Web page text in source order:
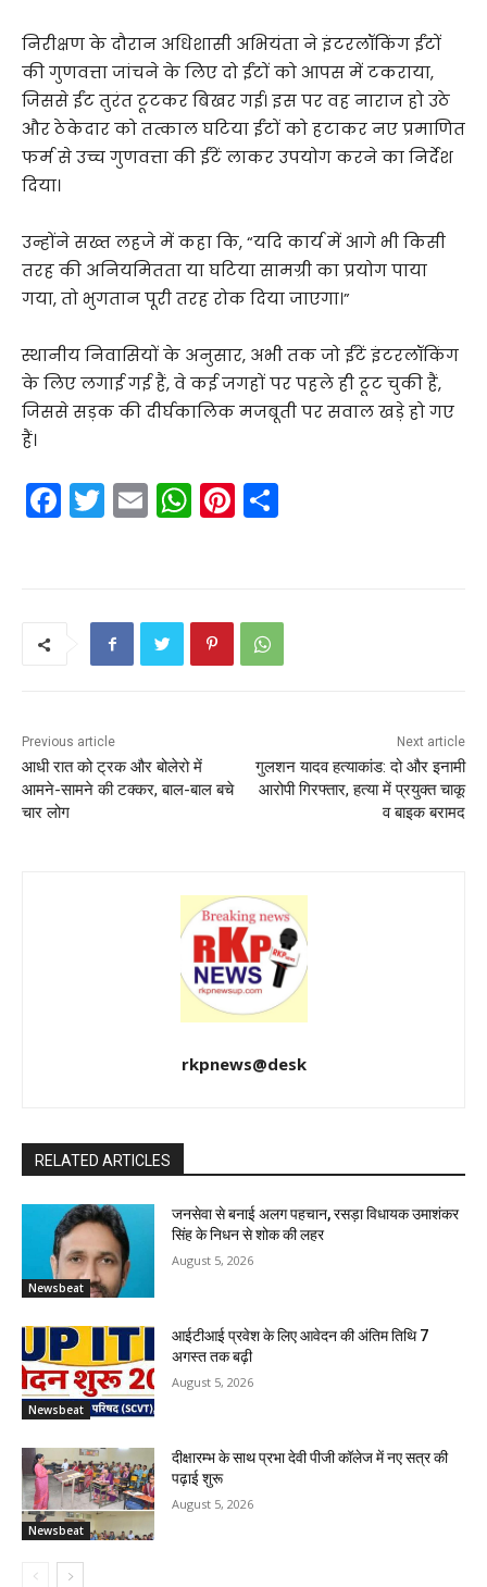
निरीक्षण के दौरान अधिशासी अभियंता ने इंटरलॉकिंग ईंटों
की गुणवत्ता जांचने के लिए दो ईंटों को आपस में टकराया,
जिससे ईंट तुरंत टूटकर बिखर गई। इस पर वह नाराज हो उठे
और ठेकेदार को तत्काल घटिया ईंटों को हटाकर नए प्रमाणित
फर्म से उच्च गुणवत्ता की ईंटें लाकर उपयोग करने का निर्देश
दिया।
उन्होंने सख्त लहजे में कहा कि, “यदि कार्य में आगे भी किसी
तरह की अनियमितता या घटिया सामग्री का प्रयोग पाया
गया, तो भुगतान पूरी तरह रोक दिया जाएगा।”
स्थानीय निवासियों के अनुसार, अभी तक जो ईंटें इंटरलॉकिंग
के लिए लगाई गई हैं, वे कई जगहों पर पहले ही टूट चुकी हैं,
जिससे सड़क की दीर्घकालिक मजबूती पर सवाल खड़े हो गए
हैं।
F
k
T E W
A
p
Pi
st
Previous article
आधी रात को ट्रक और बोलेरो में
आमने-सामने की टक्कर, बाल-बाल बचे
चार लोग
Next article
गुलशन यादव हत्याकांड: दो और इनामी
आरोपी गिरफ्तार, हत्या में प्रयुक्त चाकू
व बाइक बरामद
rkpnews@desk
RELATED ARTICLES
Newsbeat
जनसेवा से बनाई अलग पहचान, रसड़ा विधायक उमाशंकर
सिंह के निधन से शोक की लहर
August 5, 2026
Newsbeat
आईटीआई प्रवेश के लिए आवेदन की अंतिम तिथि 7
अगस्त तक बढ़ी
August 5, 2026
Newsbeat
दीक्षारम्भ के साथ प्रभा देवी पीजी कॉलेज में नए सत्र की
पढ़ाई शुरू
August 5, 2026